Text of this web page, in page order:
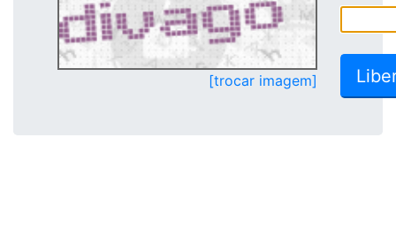
[trocar imagem]